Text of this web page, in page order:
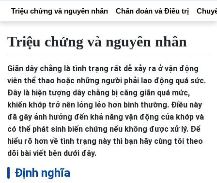
Triệu chứng và nguyên nhân Chẩn đoán và Điều trị
Triệu chứng và nguyên nhân
Giãn dây chằng là tình trạng rất dễ xảy ra ở vận động
viên thể thao hoặc những người phải lao động quá sức.
Đây là hiện tượng dây chằng bị căng giãn quá mức,
khiến khớp trở nên lỏng lẻo hơn bình thường. Điều này
đã gây ảnh hưởng đến khả năng vận động của khớp và
có thể phát sinh biến chứng nếu không được xử lý. Để
hiểu rõ hơn về tình trạng này thì bạn hãy cùng tôi theo
dõi bài viết bên dưới đây.
Định nghĩa